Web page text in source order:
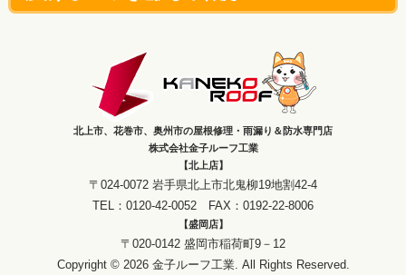
北上市、花巻市、奥州市の屋根修理・雨漏り＆防水専門店
株式会社金子ルーフ工業
【北上店】
〒024-0072 岩手県北上市北鬼柳19地割42-4
TEL：0120-42-0052 FAX：0192-22-8006
【盛岡店】
〒020-0142 盛岡市稲荷町9－12
Copyright © 2026 金子ルーフ工業. All Rights Reserved.